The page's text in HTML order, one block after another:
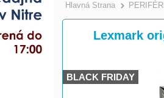
Hlavná Strana
Lexmark
BLACK FRIDAY